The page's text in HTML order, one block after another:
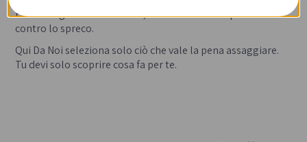
E se li scegli con attenzione, diventano alleati preziosi
contro lo spreco.
Qui Da Noi seleziona solo ciò che vale la pena assaggiare.
Tu devi solo scoprire cosa fa per te.